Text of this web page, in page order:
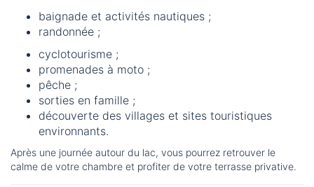
baignade et activités nautiques ;
randonnée ;
cyclotourisme ;
promenades à moto ;
pêche ;
sorties en famille ;
découverte des villages et sites touristiques
environnants.
Après une journée autour du lac, vous pourrez retrouver le
calme de votre chambre et profiter de votre terrasse privative.